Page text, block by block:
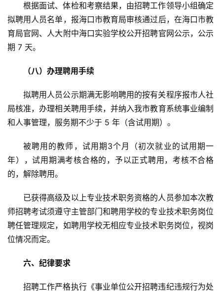
根据面试、体检和考察结果，由招聘工作领导小组确定
拟聘用人员名单，报海口市教育局审核通过后，在海口市教
育局官网、人大附中海口实验学校公开招聘官网公示，公示
期 7 天。
（八）办理聘用手续
拟聘用人员公示期满无影响聘用的按有关程序报市人社
局核准，办理相关聘用手续，并纳入我市教育系统事业编制
和人事管理，服务期不少于 5 年（含试用期）。
被聘用的教师，试用期3个月（初次就业的试用期一
年），试用期满考核合格的，予以正式聘用，考核不合格
的，解除聘用。
已获得高级及以上专业技术职务资格的人员参加本次教
师招聘考试须遵守主管部门和聘用学校的专业技术职务岗位
聘任管理规定，如聘用学校无相应专业技术职务岗位，视岗
位情况而定。
六、纪律要求
招聘工作严格执行《事业单位公开招聘违纪违规行为处